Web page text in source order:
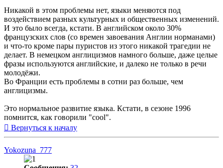
Никакой в этом проблемы нет, языки меняются под
воздействием разных культурных и общественных изменений.
И это было всегда, кстати. В английском около 30%
французских слов (со времен завоевания Англии норманами)
и что-то кроме пары пуристов из этого никакой трагедии не
делает. В немецком англицизмов намного больше, даже целые
фразы используются английские, и далеко не только в речи
молодёжи.
Во Франции есть проблемы в сотни раз больше, чем
англицизмы.
Это нормальное развитие языка. Кстати, в сезоне 1996
помнится, как говорили "cool".
Вернуться к началу
Yokozuna_777